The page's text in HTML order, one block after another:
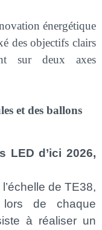
énergétique
des objectifs clairs
sur deux axes
et des ballons
LED d’ici 2026,
de TE38,
de chaque
à réaliser un